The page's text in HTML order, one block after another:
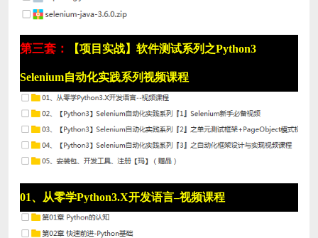
第三套： 【项目实战】软件测试系列之Python3
Selenium自动化实践系列视频课程
01、从零学Python3.X开发语言–视频课程